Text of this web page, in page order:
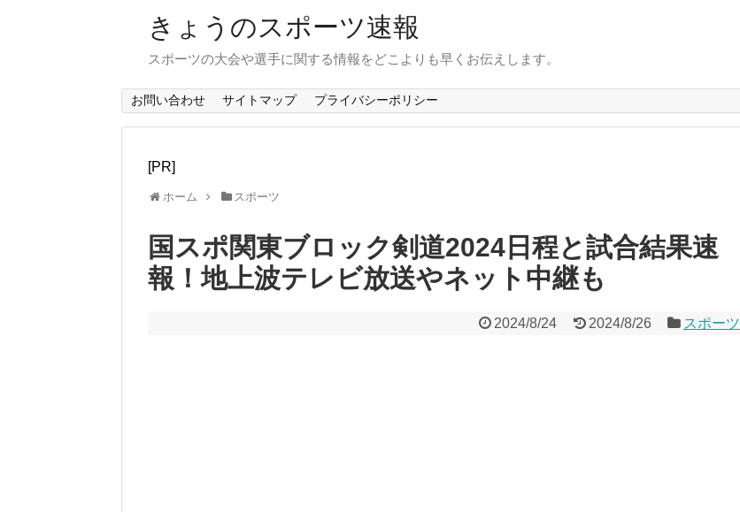
きょうのスポーツ速報
スポーツの大会や選手に関する情報をどこよりも早くお伝えします。
お問い合わせ サイトマップ プライバシーポリシー
[PR]
ホーム スポーツ
国スポ関東ブロック剣道2024日程と試合結果速
報！地上波テレビ放送やネット中継も
2024/8/24 2024/8/26 スポーツ